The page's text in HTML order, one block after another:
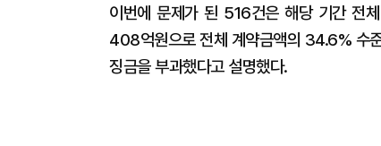
이번에 문제가 된 516건은 해당 기간 전
408억원으로 전체 계약금액의 34.6% 수
징금을 부과했다고 설명했다.